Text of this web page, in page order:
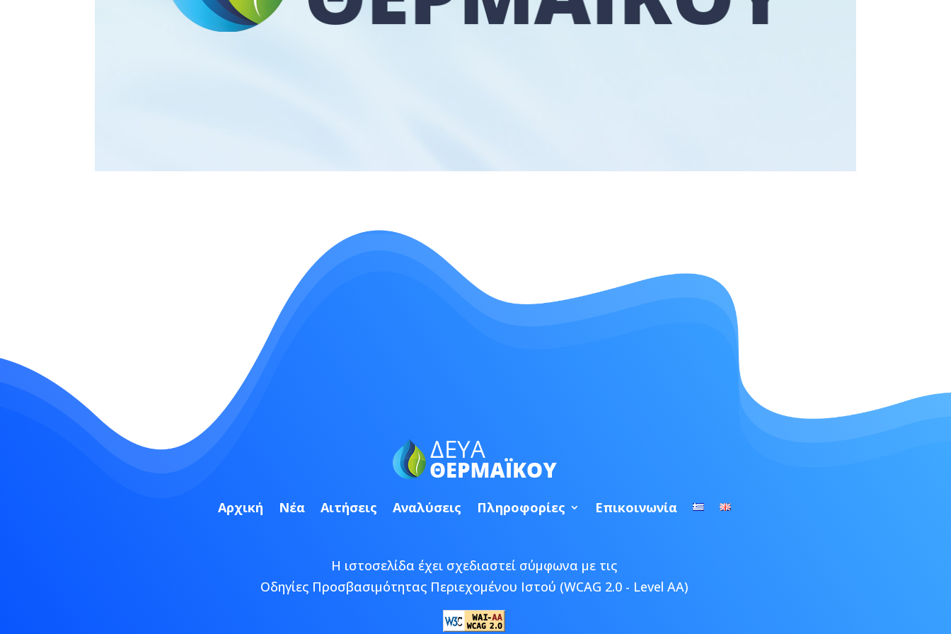
Αρχική Νέα Αιτήσεις Αναλύσεις Πληροφορίες Επικοινωνία
Η ιστοσελίδα έχει σχεδιαστεί σύμφωνα με τις
Οδηγίες Προσβασιμότητας Περιεχομένου Ιστού (WCAG 2.0 - Level AA)